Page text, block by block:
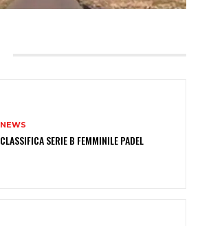
NEWS
CLASSIFICA SERIE B FEMMINILE PADEL